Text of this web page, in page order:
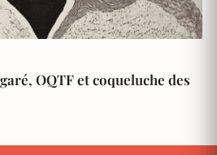
OQTF et coqueluche des